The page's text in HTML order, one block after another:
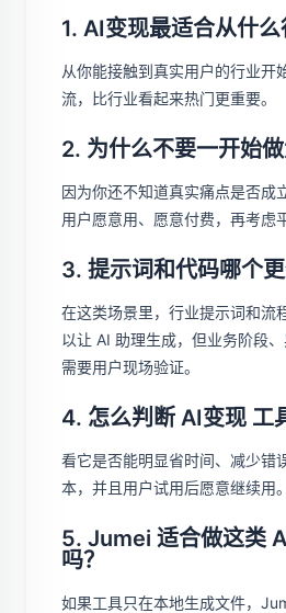
1. AI变现最适合从什么
从你能接触到真实用户的行业开
流，比行业看起来热门更重要。
2. 为什么不要一开始做
因为你还不知道真实痛点是否成
用户愿意用、愿意付费，再考虑
3. 提示词和代码哪个更
在这类场景里，行业提示词和流
以让 AI 助理生成，但业务阶段
需要用户现场验证。
4. 怎么判断 AI变现 工
看它是否能明显省时间、减少错
本，并且用户试用后愿意继续用。
5. Jumei 适合做这类
吗？
如果工具只在本地生成文件，